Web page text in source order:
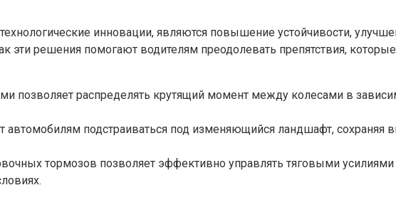
инновации, являются повышение устойчивости,
решения помогают водителям преодолевать препятствия, которые
позволяет распределять крутящий момент между колесами в
автомобилям подстраиваться под изменяющийся ландшафт, сохраняя
тормозов позволяет эффективно управлять тяговыми